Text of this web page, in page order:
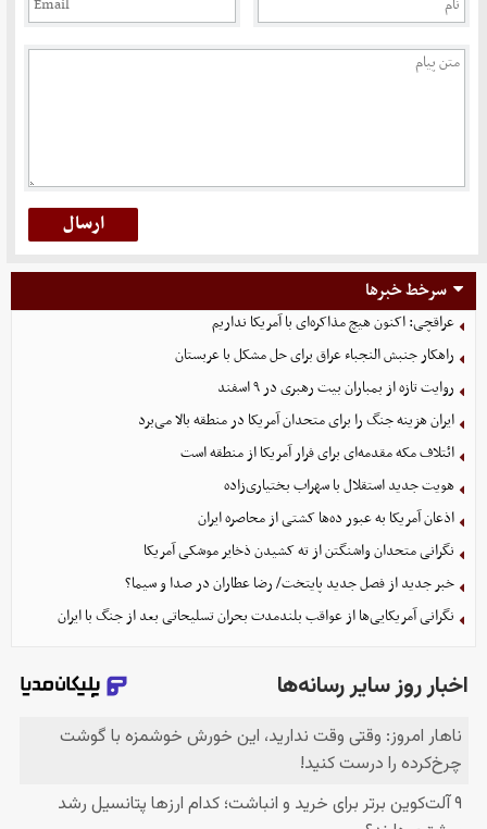
سرخط خبرها
عراقچی: اکنون هیچ مذاکره‌ای با آمریکا نداریم
راهکار جنبش النجباء عراق برای حل مشکل با عربستان
روایت تازه از بمباران بیت رهبری در ۹ اسفند
ایران هزینه جنگ را برای متحدان آمریکا در منطقه بالا می‌برد
ائتلاف مکه مقدمه‌ای برای فرار آمریکا از منطقه است
هویت جدید استقلال با سهراب بختیاری‌زاده
اذعان آمریکا به عبور ده‌ها کشتی از محاصره ایران
نگرانی متحدان واشنگتن از ته کشیدن ذخایر موشکی آمریکا
خبر جدید از فصل جدید پایتخت/ رضا عطاران در صدا و سیما؟
نگرانی آمریکایی‌ها از عواقب بلندمدت بحران تسلیحاتی بعد از جنگ با ایران